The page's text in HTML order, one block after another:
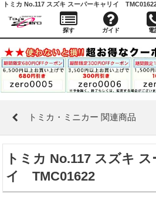
トミカ・ミニカー 関連商品
トミカ No.117 スズキ
イ TMC01622
探す ガイド 電